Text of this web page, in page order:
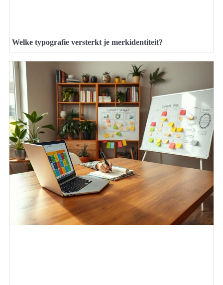
Welke typografie versterkt je merkidentiteit?